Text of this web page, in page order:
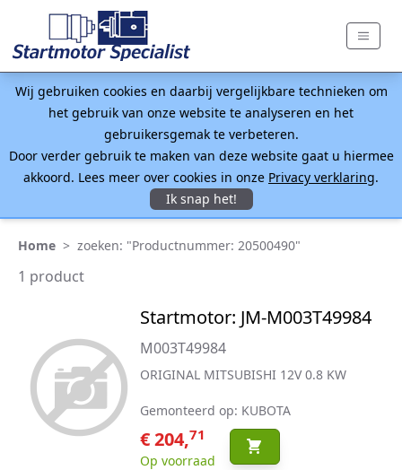
Wij gebruiken cookies en daarbij vergelijkbare technieken om
het gebruik van onze website te analyseren en het
gebruikersgemak te verbeteren.
Door verder gebruik te maken van deze website gaat u hiermee
akkoord. Lees meer over cookies in onze Privacy verklaring.
Ik snap het!
Home > zoeken: "Productnummer: 20500490"
1 product
Startmotor: JM-M003T49984
M003T49984
ORIGINAL MITSUBISHI 12V 0.8 KW
Gemonteerd op: KUBOTA
€ 204,71
Op voorraad